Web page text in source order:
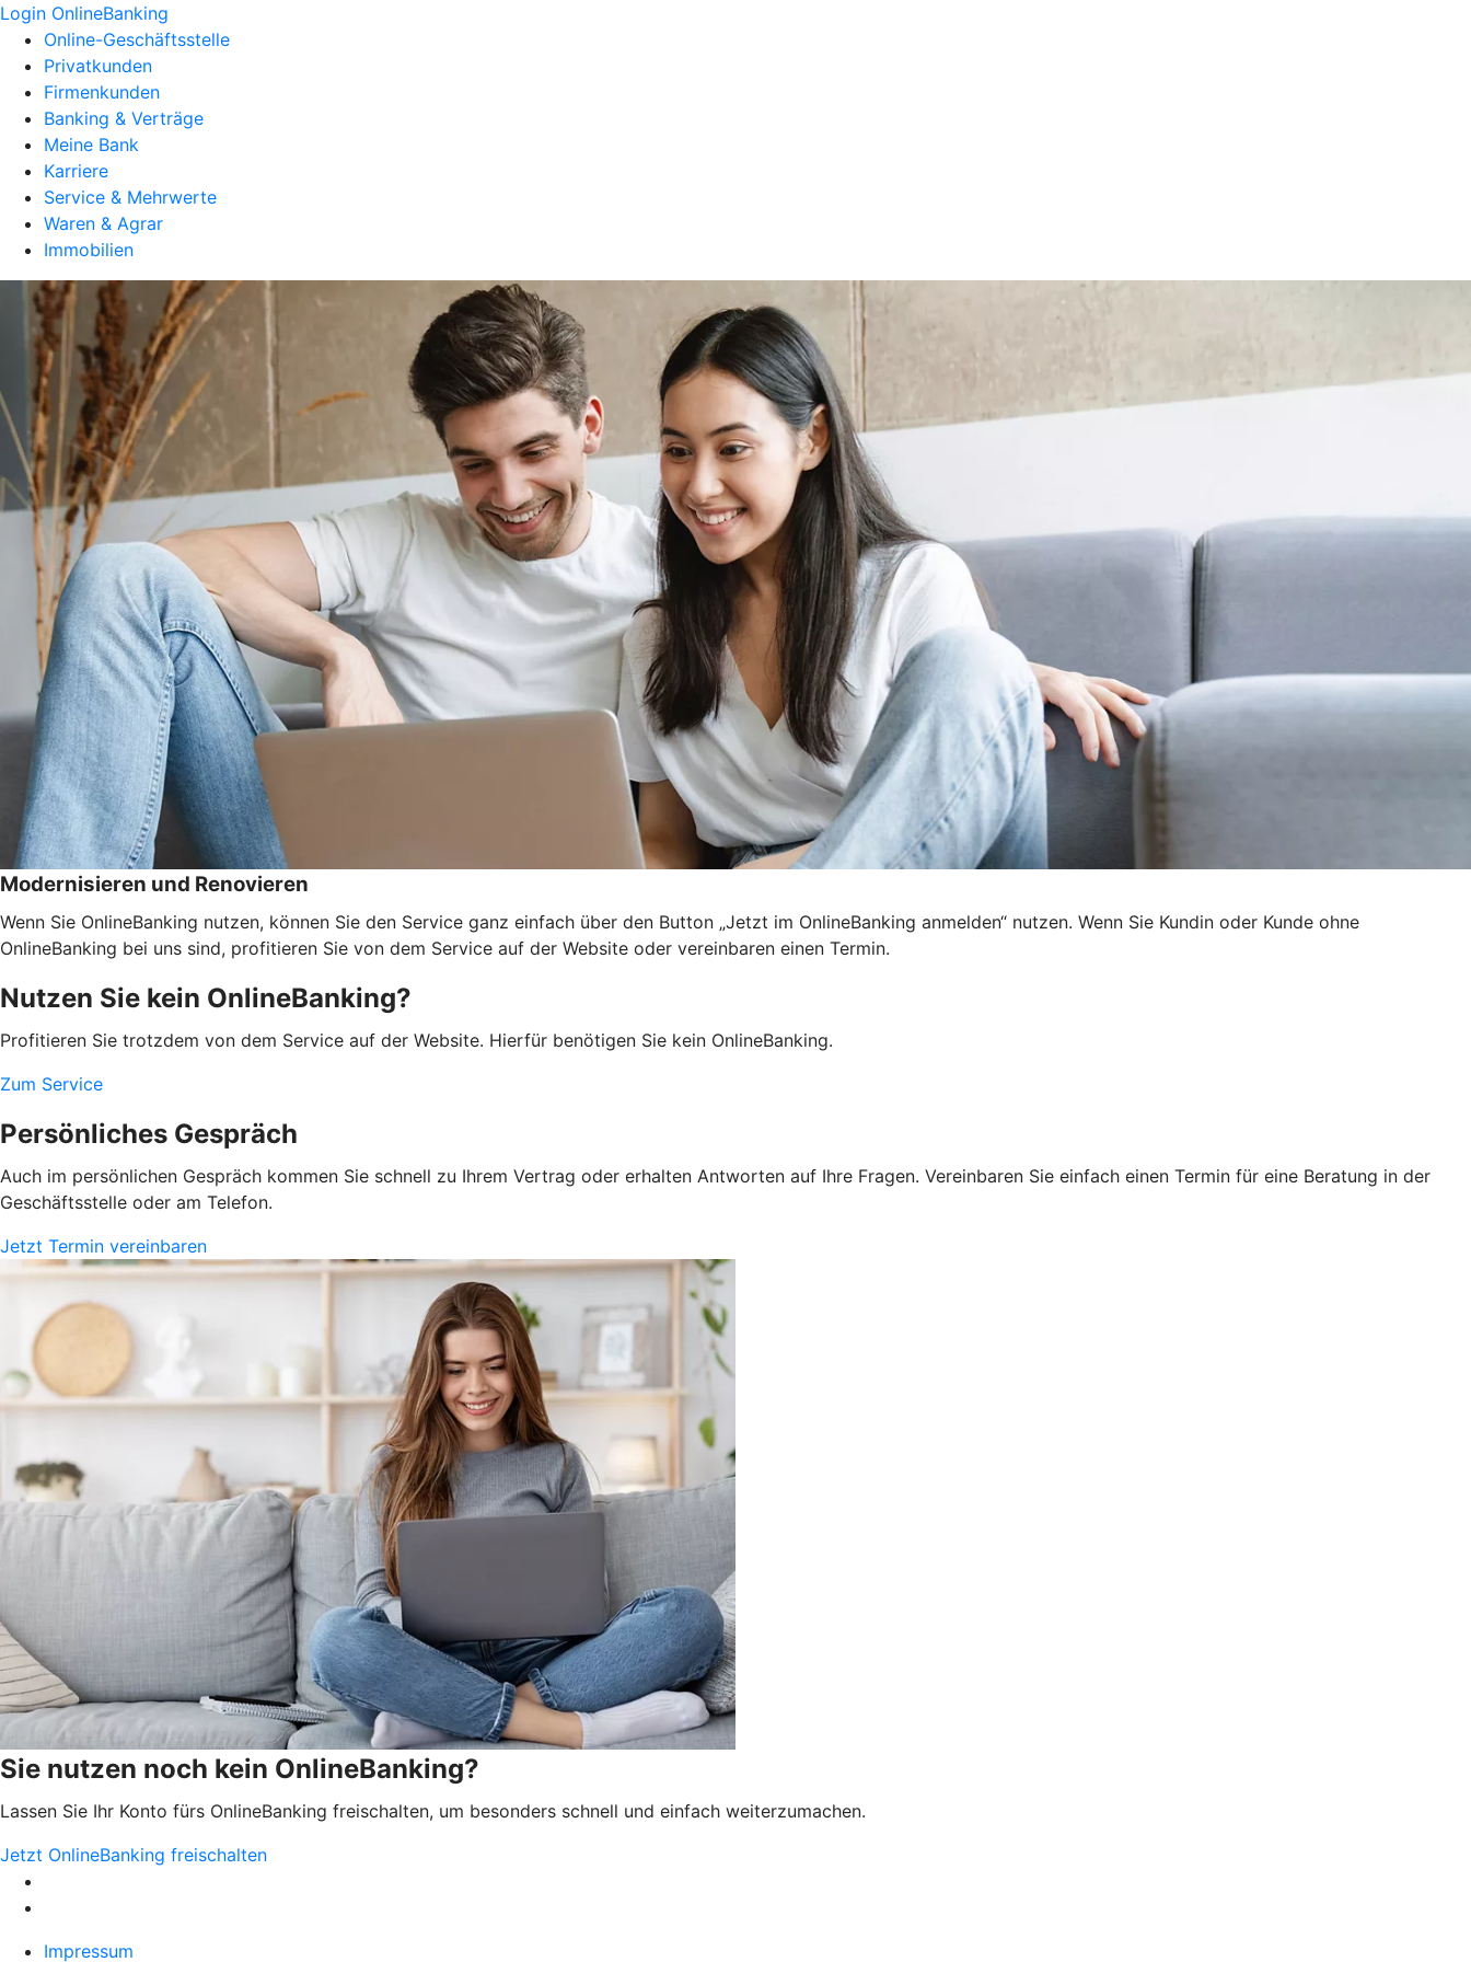
Login OnlineBanking
Online-Geschäftsstelle
Privatkunden
Firmenkunden
Banking & Verträge
Meine Bank
Karriere
Service & Mehrwerte
Waren & Agrar
Immobilien
Modernisieren und Renovieren
Wenn Sie OnlineBanking nutzen, können Sie den Service ganz einfach über den Button „Jetzt im OnlineBanking anmelden“ nutzen. Wenn Sie Kundin oder Kunde ohne
OnlineBanking bei uns sind, profitieren Sie von dem Service auf der Website oder vereinbaren einen Termin.
Nutzen Sie kein OnlineBanking?
Profitieren Sie trotzdem von dem Service auf der Website. Hierfür benötigen Sie kein OnlineBanking.
Zum Service
Persönliches Gespräch
Auch im persönlichen Gespräch kommen Sie schnell zu Ihrem Vertrag oder erhalten Antworten auf Ihre Fragen. Vereinbaren Sie einfach einen Termin für eine Beratung in der
Geschäftsstelle oder am Telefon.
Jetzt Termin vereinbaren
Sie nutzen noch kein OnlineBanking?
Lassen Sie Ihr Konto fürs OnlineBanking freischalten, um besonders schnell und einfach weiterzumachen.
Jetzt OnlineBanking freischalten
Impressum